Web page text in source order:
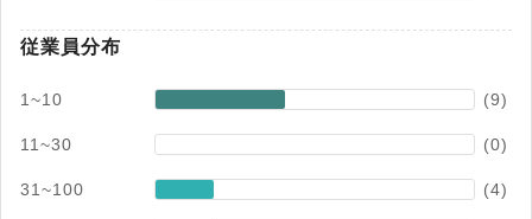
従業員分布
1~10 (9)
11~30 (0)
31~100 (4)